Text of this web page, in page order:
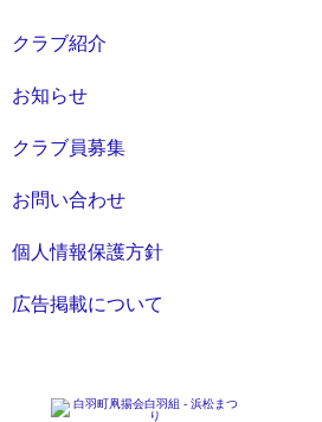
クラブ紹介
お知らせ
クラブ員募集
お問い合わせ
個人情報保護方針
広告掲載について